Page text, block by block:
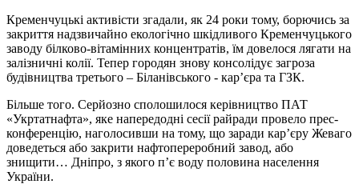
Кременчуцькі активісти згадали, як 24 роки тому, борючись за
закриття надзвичайно екологічно шкідливого Кременчуцького
заводу білково-вітамінних концентратів, їм довелося лягати на
залізничні колії. Тепер городян знову консолідує загроза
будівництва третього – Біланівського - кар’єра та ГЗК.
Більше того. Серйозно сполошилося керівництво ПАТ
«Укртатнафта», яке напередодні сесії райради провело прес-
конференцію, наголосивши на тому, що заради кар’єру Жеваго
доведеться або закрити нафтопереробний завод, або
знищити… Дніпро, з якого п’є воду половина населення
України.